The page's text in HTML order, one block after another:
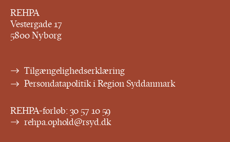
REHPA
Vestergade 17
5800 Nyborg
Tilgængelighedserklæring
Persondatapolitik i Region Syddanmark
REHPA-forløb:30 57 10 59
rehpa.ophold@rsyd.dk